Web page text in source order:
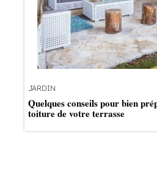
JARDIN
Quelques conseils pour bien
toiture de votre terrasse